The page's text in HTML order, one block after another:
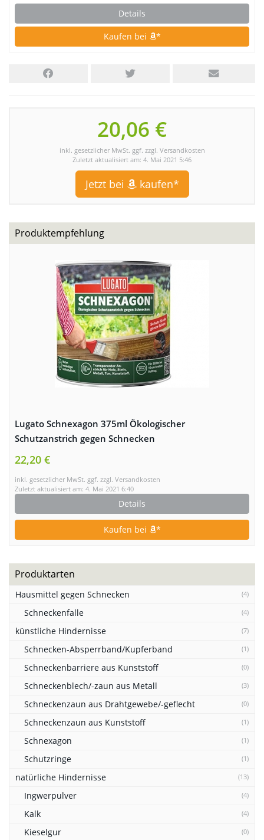
Details
Kaufen bei *
20,06 €
inkl. gesetzlicher MwSt. ggf. zzgl. Versandkosten
Zuletzt aktualisiert am: 4. Mai 2021 5:46
Jetzt bei kaufen*
Produktempfehlung
Lugato Schnexagon 375ml Ökologischer
Schutzanstrich gegen Schnecken
22,20 €
inkl. gesetzlicher MwSt. ggf. zzgl. Versandkosten
Zuletzt aktualisiert am: 4. Mai 2021 6:40
Details
Kaufen bei *
Produktarten
Hausmittel gegen Schnecken (4)
Schneckenfalle (4)
künstliche Hindernisse (7)
Schnecken-Absperrband/Kupferband (1)
Schneckenbarriere aus Kunststoff (0)
Schneckenblech/-zaun aus Metall (3)
Schneckenzaun aus Drahtgewebe/-geflecht (0)
Schneckenzaun aus Kunststoff (1)
Schnexagon (1)
Schutzringe (1)
natürliche Hindernisse (13)
Ingwerpulver (4)
Kalk (4)
Kieselgur (0)